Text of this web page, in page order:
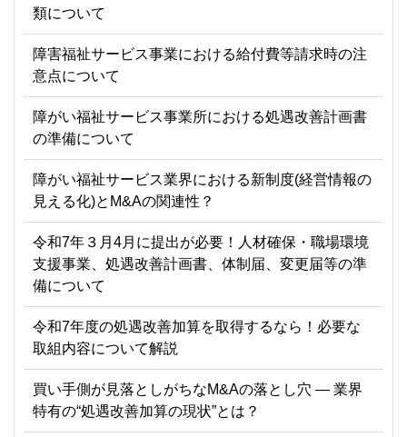
類について
障害福祉サービス事業における給付費等請求時の注
意点について
障がい福祉サービス事業所における処遇改善計画書
の準備について
障がい福祉サービス業界における新制度(経営情報の
見える化)とM&Aの関連性？
令和7年３月4月に提出が必要！人材確保・職場環境
支援事業、処遇改善計画書、体制届、変更届等の準
備について
令和7年度の処遇改善加算を取得するなら！必要な
取組内容について解説
買い手側が見落としがちなM&Aの落とし穴 ― 業界
特有の“処遇改善加算の現状”とは？